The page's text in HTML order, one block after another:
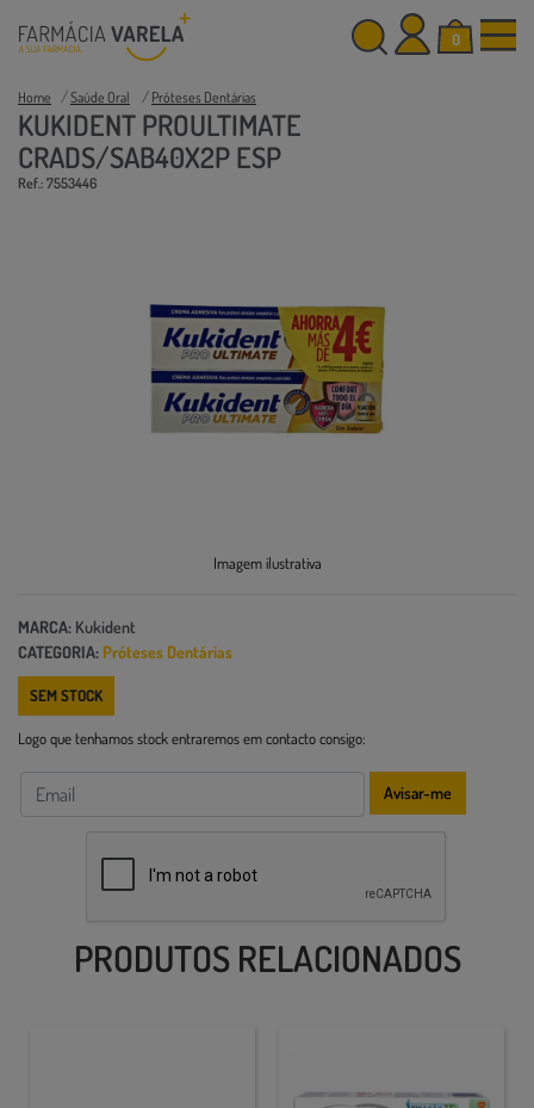
0
Home Saúde Oral Próteses Dentárias
KUKIDENT PROULTIMATE
CRADS/SAB40X2P ESP
Ref.: 7553446
Imagem ilustrativa
MARCA: Kukident
CATEGORIA: Próteses Dentárias
SEM STOCK
Logo que tenhamos stock entraremos em contacto consigo:
Avisar-me
PRODUTOS RELACIONADOS